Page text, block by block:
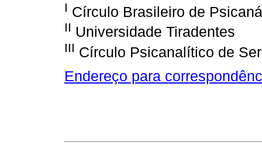
I Círculo Brasileiro de
II Universidade Tiradentes
III Círculo Psicanalítico de
Endereço para